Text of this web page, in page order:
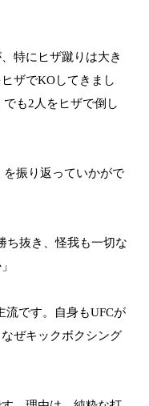
特にヒザ蹴りは大き
ザでKOしてきまし
も2人をヒザで倒し
振り返っていかがで
ち抜き、怪我も一切な
です。自身もUFCが
ぜキックボクシング